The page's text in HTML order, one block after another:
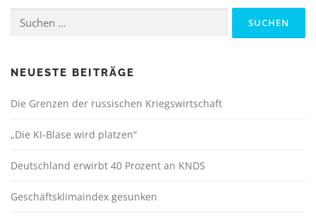
nach:
NEUESTE BEITRÄGE
Die Grenzen der russischen Kriegswirtschaft
„Die KI-Blase wird platzen“
Deutschland erwirbt 40 Prozent an KNDS
Geschäftsklimaindex gesunken